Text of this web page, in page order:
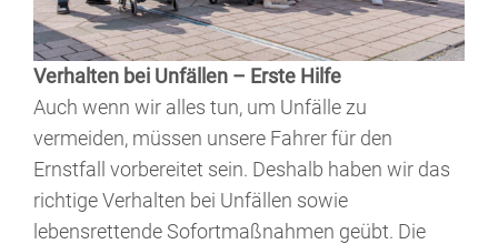
Verhalten bei Unfällen – Erste Hilfe
Auch wenn wir alles tun, um Unfälle zu
vermeiden, müssen unsere Fahrer für den
Ernstfall vorbereitet sein. Deshalb haben wir das
richtige Verhalten bei Unfällen sowie
lebensrettende Sofortmaßnahmen geübt. Die